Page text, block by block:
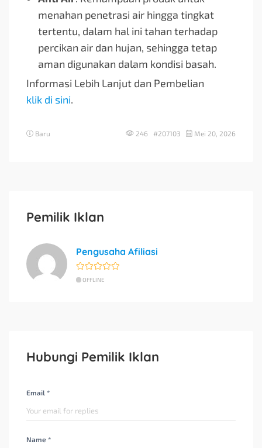
menahan penetrasi air hingga tingkat
tertentu, dalam hal ini tahan terhadap
percikan air dan hujan, sehingga tetap
aman digunakan dalam kondisi basah.
Informasi Lebih Lanjut dan Pembelian
klik di sini.
Baru 246 #207103 Mei 20, 2026
Pemilik Iklan
Pengusaha Afiliasi
OFFLINE
Hubungi Pemilik Iklan
Email *
Name *